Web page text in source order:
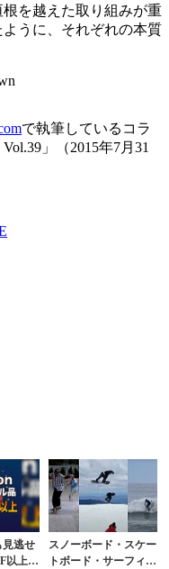
を越えた取り組みが重
うに、それぞれの本質
で執筆しているコラ
」（2015年7月31
見逃せ
以上が
スノーボード・スケー
トボード・サーフィン